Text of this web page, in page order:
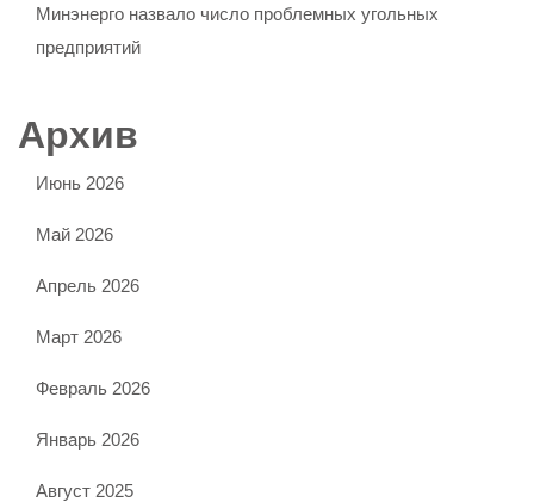
Минэнерго назвало число проблемных угольных
предприятий
Архив
Июнь 2026
Май 2026
Апрель 2026
Март 2026
Февраль 2026
Январь 2026
Август 2025